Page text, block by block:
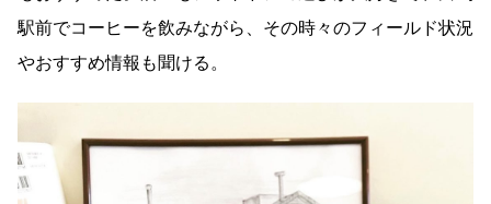
駅前でコーヒーを飲みながら、その時々のフィールド状況
やおすすめ情報も聞ける。